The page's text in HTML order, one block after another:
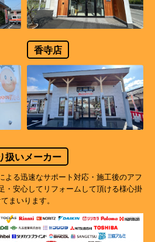
香寺店
扱いメーカー
よる迅速なサポート対応・施工後のアフ
・安心してリフォームして頂ける様心掛
まいります。